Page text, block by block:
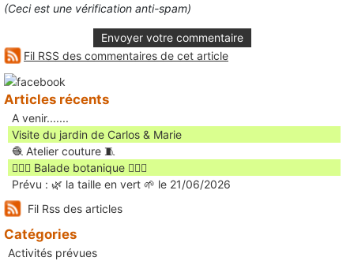
(Ceci est une vérification anti-spam)
Envoyer votre commentaire
Fil RSS des commentaires de cet article
Articles récents
A venir.......
Visite du jardin de Carlos & Marie
🧶 Atelier couture 🧵
🚶🏻‍♀️ Balade botanique 🚶🏻‍♂️
Prévu : 🌿 la taille en vert 🌱 le 21/06/2026
Fil Rss des articles
Catégories
Activités prévues